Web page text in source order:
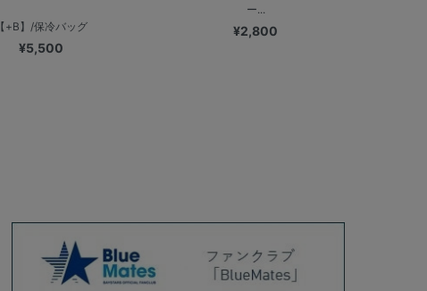
【+B】/保冷バッグ
¥5,500
ー...
¥2,800